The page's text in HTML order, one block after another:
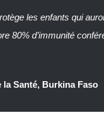
les enfants qui
80% d’immunité
Santé, Burkina Faso